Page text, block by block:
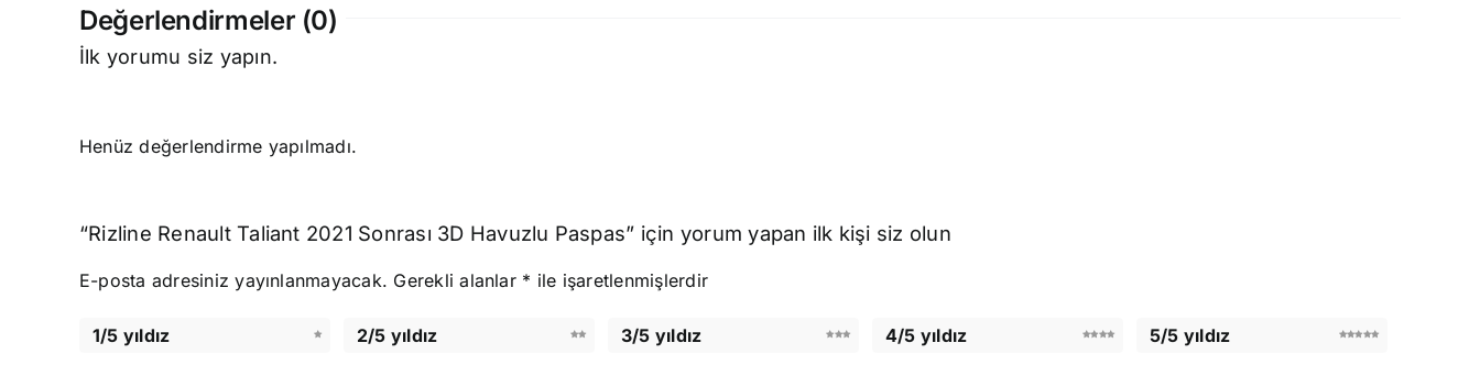
Değerlendirmeler (0)
İlk yorumu siz yapın.
Henüz değerlendirme yapılmadı.
“Rizline Renault Taliant 2021 Sonrası 3D Havuzlu Paspas” için yorum yapan ilk kişi siz olun
E-posta adresiniz yayınlanmayacak. Gerekli alanlar * ile işaretlenmişlerdir
1/5 yıldız 2/5 yıldız 3/5 yıldız 4/5 yıldız 5/5 yıldız